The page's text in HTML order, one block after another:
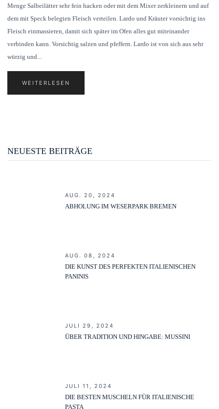
NEUESTE BEITRÄGE
AUG. 20, 2024
ABHOLUNG IM WESERPARK BREMEN
AUG. 08, 2024
DIE KUNST DES PERFEKTEN ITALIENISCHEN
PANINIS
JULI 29, 2024
ÜBER TRADITION UND HINGABE: MUSSINI
JULI 11, 2024
DIE BESTEN MUSCHELN FÜR ITALIENISCHE
PASTA
Menge Salbeilätter sehr fein hacken oder mit dem Mixer zerkleinern und auf
dem mit Speck belegten Fleisch verteilen. Lardo und Kräuter vorsichtig ins
Fleisch einmassieren, damit sich später im Ofen alles gut miteinander
verbinden kann. Vorsichtig salzen und pfeffern. Lardo ist von sich aus sehr
würzig und...
WEITERLESEN